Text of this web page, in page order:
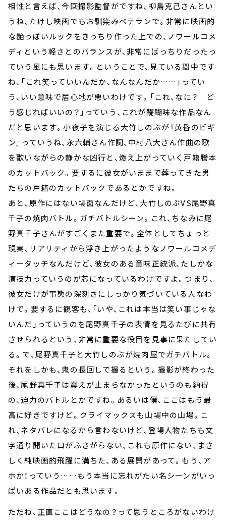
相性と言えば、今回撮影監督がですね、柳島克己さんとい
うね、たけし映画でもお馴染みベテランで。非常に映画的
な艶っぽいルックをきっちり作った上での、ノワールコメ
ディという軽さとのバランスが、非常にばっちりだったっ
ていう風にも思います。ということで、見ている間中です
ね、「これ笑っていいんだか、なんなんだか……」ってい
う、いい意味で居心地が悪いわけです。「これ、なに？ ど
う感じればいいの？」っていう、これが醍醐味な作品なん
だと思います。小夜子を演じる大竹しのぶが『黄昏のビギ
ン』っていうね、永六輔さん作詞、中村八大さん作曲の歌
を歌いながらの静かな凶行と、燃え上がっていく戸籍謄本
のカットバック。要するに彼女がいままで葬ってきた男
たちの戸籍のカットバックであるとかですね。
あと、原作にはない場面なんだけど、大竹しのぶVS尾野真
千子の焼肉バトル。ガチバトルシーン。これ、ちなみに尾
野真千子さんがすごくまた重要で。全体としてちょっと
現実、リアリティから浮き上がったようなノワールコメデ
ィータッチなんだけど、彼女のある意味正統派、たしかな
演技力っていうのが芯になっているわけですよ。つまり、
彼女だけが事態の深刻さにしっかり気づいている人なわ
けで。要するに観客も、「いや、これは本当は笑い事じゃな
いんだ」っていうのを尾野真千子の表情を見るたびに共有
させられるという、非常に重要な役目を見事に果たしてい
る。で、尾野真千子と大竹しのぶが焼肉屋でガチバトル。
それをしかも、鬼の長回しで撮るという。撮影が終わった
後、尾野真千子は震えが止まらなかったというのも納得
の、迫力のバトルとかですね。あるいは僕、ここはもう最
高に好きですけど。クライマックスも山場中の山場。こ
れ、ネタバレになるから言わないけど、登場人物たちも文
字通り開いた口がふさがらない、これも原作にない、まさ
しく純映画的飛躍に満ちた、ある展開があって。もう、ア
ホか！っていう……もう本当に忘れがたい名シーンがいっ
ぱいある作品だとも思います。
ただね、正直ここはどうなの？って思うところがないわけ